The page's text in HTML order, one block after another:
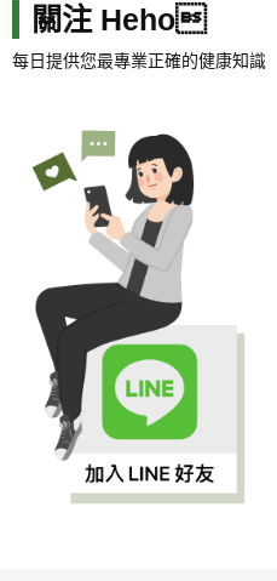
關注 Heho
每日提供您最專業正確的健康知識